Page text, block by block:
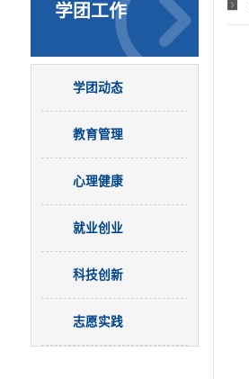
学团工作
学团动态
教育管理
心理健康
就业创业
科技创新
志愿实践